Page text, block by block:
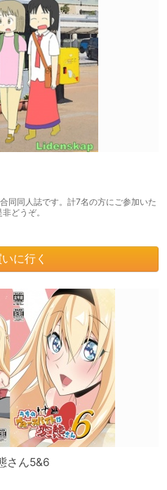
同同人誌です。計7名の方にご参加いた
どうぞ。
に行く
さん5&6